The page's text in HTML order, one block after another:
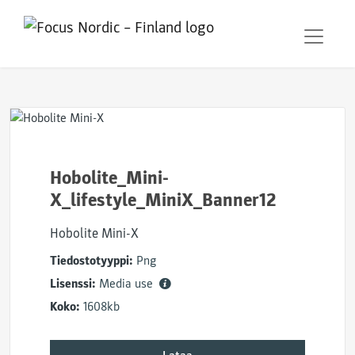
Hobolite_Mini-
X_lifestyle_MiniX_Banner12
Hobolite Mini-X
Tiedostotyyppi: Png
Lisenssi: Media use
Koko: 1608kb